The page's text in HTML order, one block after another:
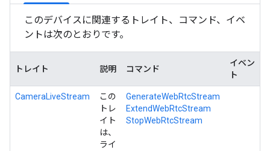
このデバイスに関連するトレイト、コマンド、イベ
ントは次のとおりです。
トレイト 説明 コマンド
イベン
ト
CameraLiveStream
この
トレ
イト
は、
ライ
GenerateWebRtcStream
ExtendWebRtcStream
StopWebRtcStream